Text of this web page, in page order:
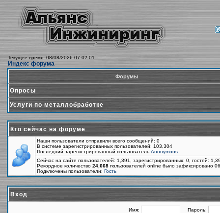
Текущее время: 08/08/2026 07:02:01
Индекс форума
Форумы
Опросы
Услуги по металлобработке
Кто сейчас на форуме
Наши пользователи отправили всего сообщений: 0
В системе зарегистрированных пользователей: 103,304
Последний зарегистрированный пользователь Anonymous
Сейчас на сайте пользователей: 1,391, зарегистрированных: 0, гостей:
Рекордное количество 24,668 пользователей online было зафиксировано
Подключены пользователи: Гость
Вход
Имя: Пароль: